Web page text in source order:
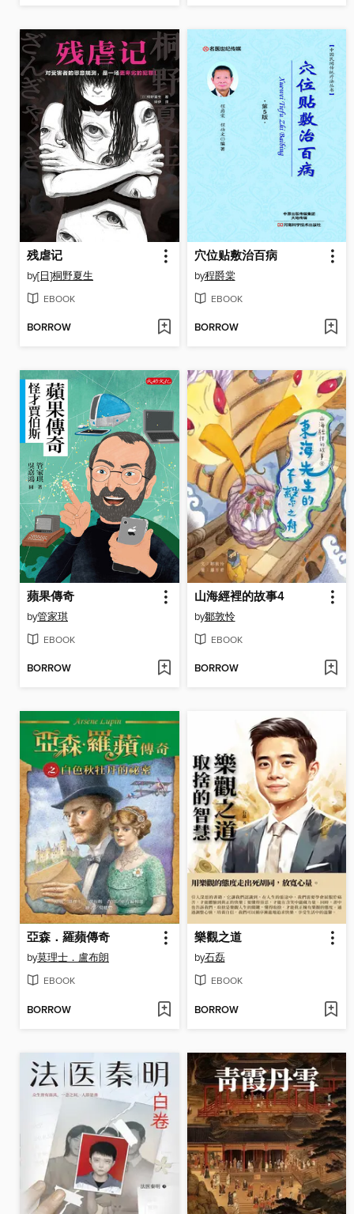
残虐记
by[日]桐野夏生
EBOOK
BORROW
穴位贴敷治百病
by程爵棠
EBOOK
BORROW
蘋果傳奇
by管家琪
EBOOK
BORROW
山海經裡的故事4
by鄒敦怜
EBOOK
BORROW
亞森．羅蘋傳奇
by莫理士．盧布朗
EBOOK
BORROW
樂觀之道
by石磊
EBOOK
BORROW